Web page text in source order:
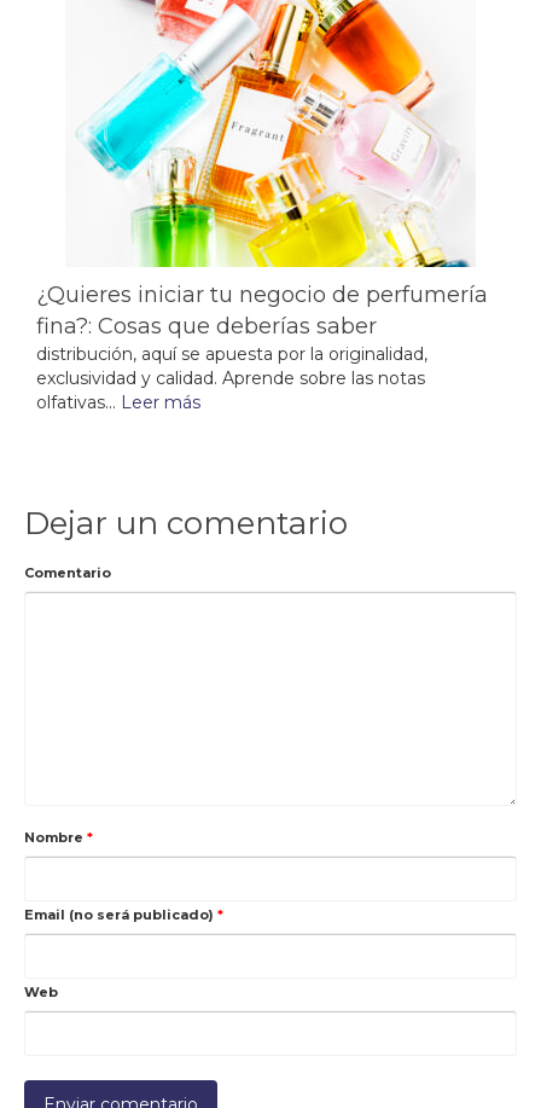
¿Quieres iniciar tu negocio de perfumería
fina?: Cosas que deberías saber
distribución, aquí se apuesta por la originalidad,
exclusividad y calidad. Aprende sobre las notas
olfativas... Leer más
Dejar un comentario
Comentario
Nombre *
Email (no será publicado) *
Web